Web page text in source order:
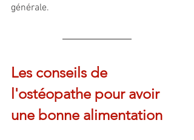
générale.
Les conseils de
l'ostéopathe pour avoir
une bonne alimentation